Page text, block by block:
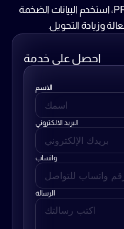
وزيادة التحويل.
احصل على خدمة
الاسم
البريد الالكتروني
واتساب
الرسالة